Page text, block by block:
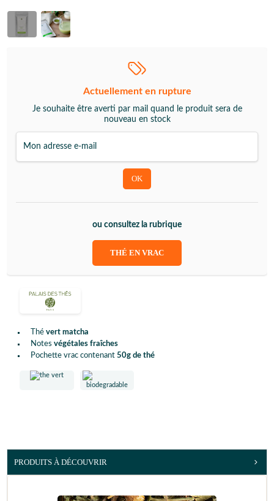
Thé vert matcha
Notes végétales fraîches
Pochette vrac contenant 50g de thé
Actuellement en rupture
Je souhaite être averti par mail quand le produit sera de
nouveau en stock
ou consultez la rubrique
THÉ EN VRAC
PRODUITS À DÉCOUVRIR